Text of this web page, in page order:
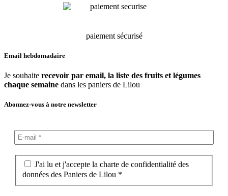
paiement sécurisé
Email hebdomadaire
Je souhaite recevoir par email, la liste des fruits et légumes
chaque semaine dans les paniers de Lilou
Abonnez-vous à notre newsletter
J'ai lu et j'accepte la charte de confidentialité des
données des Paniers de Lilou *